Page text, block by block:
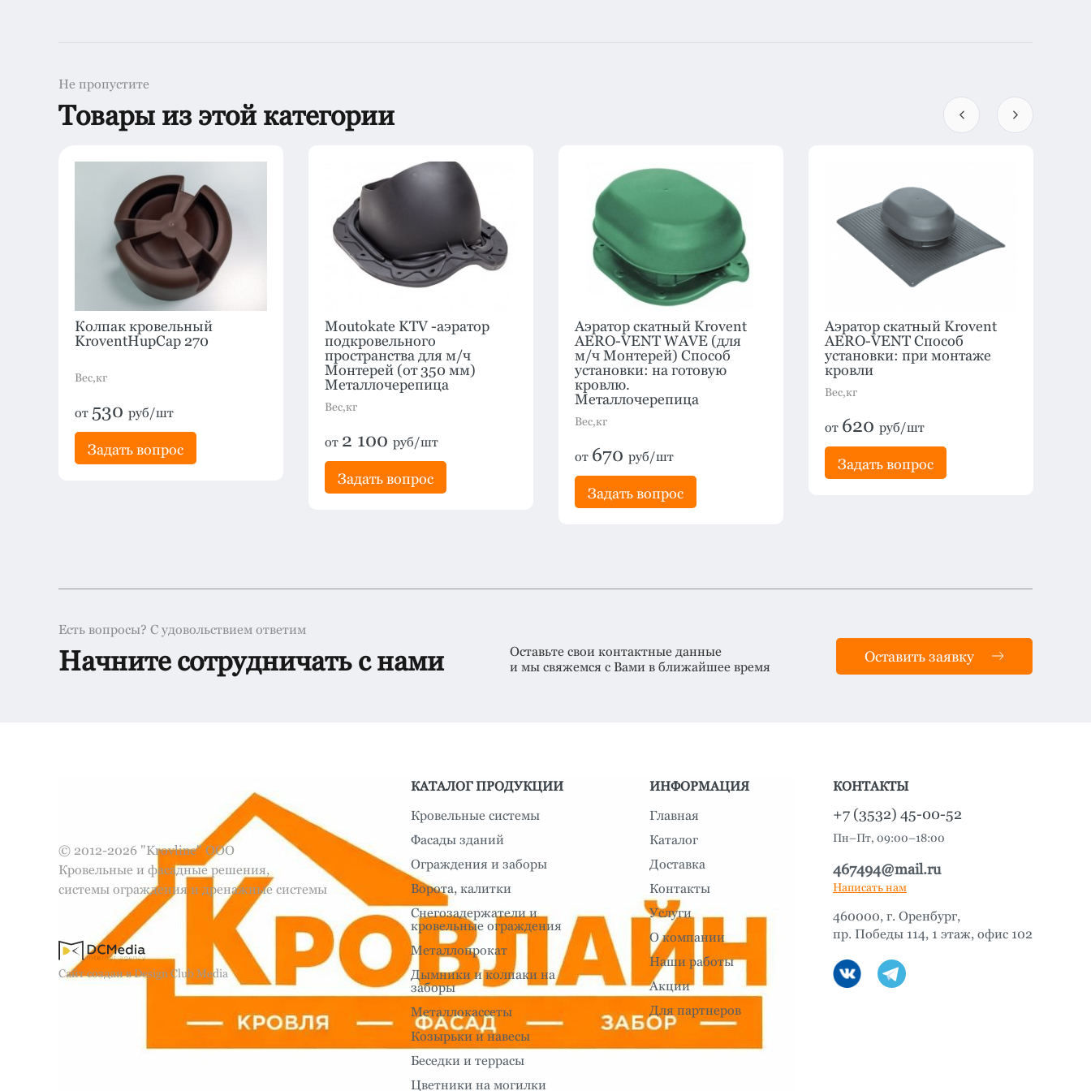
Не пропустите
Товары из этой категории
Колпак кровельный
KroventHupCap 270
Вес,кг
от 530 руб/шт
Задать вопрос
Moutokate KTV -аэратор
подкровельного
пространства для м/ч
Монтерей (от 350 мм)
Металлочерепица
Вес,кг
от 2 100 руб/шт
Задать вопрос
Аэратор скатный Krovent
AERO-VENT WAVE (для
м/ч Монтерей) Способ
установки: на готовую
кровлю.
Металлочерепица
Вес,кг
от 670 руб/шт
Задать вопрос
Аэратор скатный Krovent
AERO-VENT Способ
установки: при монтаже
кровли
Вес,кг
от 620 руб/шт
Задать вопрос
Есть вопросы? С удовольствием ответим
Начните сотрудничать с нами
Оставьте свои контактные данные
и мы свяжемся с Вами в ближайшее время
Оставить заявку
© 2012-2026 "Krovline" ООО
Кровельные и фасадные решения,
системы ограждения и дренажные системы
Сайт создан в Design Club Media
КАТАЛОГ ПРОДУКЦИИ
Кровельные системы
Фасады зданий
Ограждения и заборы
Ворота, калитки
Снегозадержатели и
кровельные ограждения
Металлопрокат
Дымники и колпаки на
заборы
Металлокассеты
Козырьки и навесы
Беседки и террасы
Цветники на могилки
ИНФОРМАЦИЯ
Главная
Каталог
Доставка
Контакты
Услуги
О компании
Наши работы
Акции
Для партнеров
КОНТАКТЫ
+7 (3532) 45-00-52
Пн–Пт, 09:00–18:00
467494@mail.ru
Написать нам
460000, г. Оренбург,
пр. Победы 114, 1 этаж, офис 102